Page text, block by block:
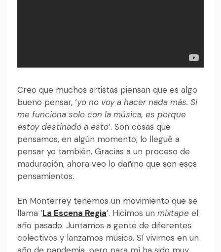
Creo que muchos artistas piensan que es algo
bueno pensar, ‘yo no voy a hacer nada más. Si
me funciona solo con la música, es porque
estoy destinado a esto’. Son cosas que
pensamos, en algún momento; lo llegué a
pensar yo también. Gracias a un proceso de
maduración, ahora veo lo dañino que son esos
pensamientos.
En Monterrey tenemos un movimiento que se
llama ‘La Escena Regia’. Hicimos un mixtape el
año pasado. Juntamos a gente de diferentes
colectivos y lanzamos música. Sí vivimos en un